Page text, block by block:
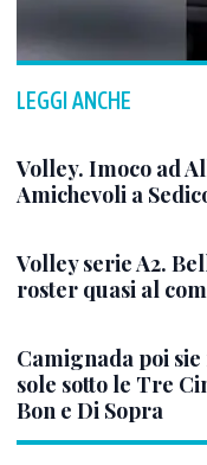
LEGGI ANCHE
Volley. Imoco ad
Amichevoli a
Volley serie A2.
roster quasi al
Camignada poi
sole sotto le Tre
Bon e Di Sopra